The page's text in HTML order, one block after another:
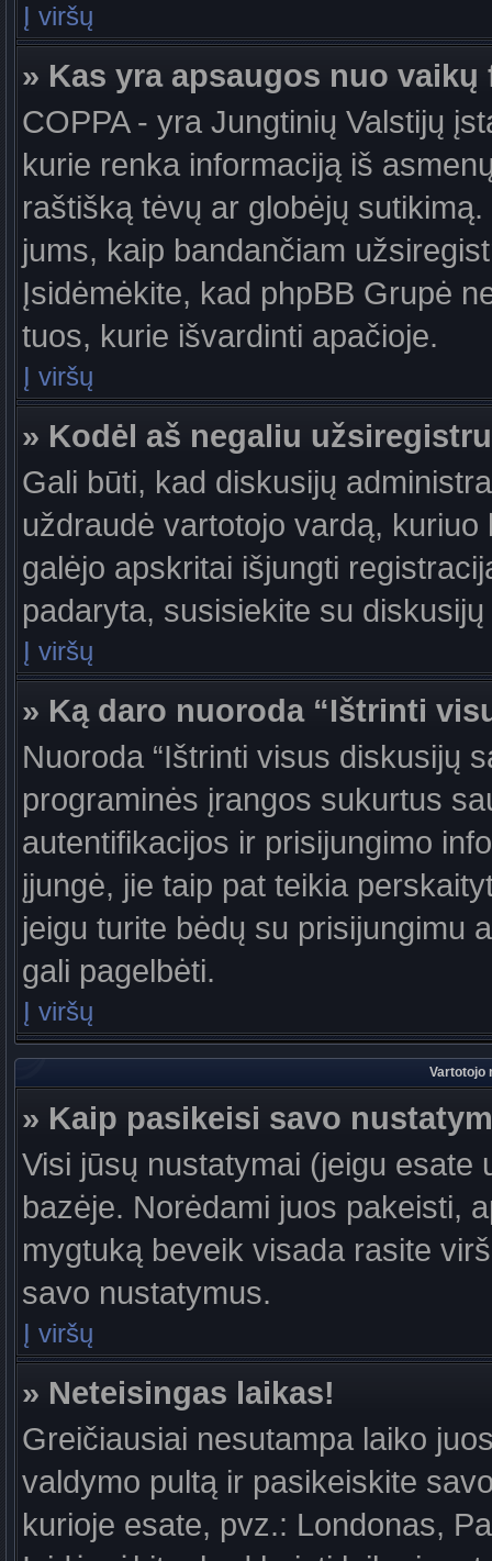
Į viršų
» Kas yra apsaugos nuo vaikų
COPPA - yra Jungtinių Valstijų
kurie renka informaciją iš
raštišką tėvų ar globėjų
jums, kaip bandančiam
Įsidėmėkite, kad phpBB Grupė
tuos, kurie išvardinti apačioje.
Į viršų
» Kodėl aš negaliu
Gali būti, kad diskusijų
uždraudė vartotojo vardą,
galėjo apskritai išjungti
padaryta, susisiekite su
Į viršų
» Ką daro nuoroda “Ištrinti
Nuoroda “Ištrinti visus diskusijų
programinės įrangos sukurtus
autentifikacijos ir prisijungimo
įjungė, jie taip pat teikia
jeigu turite bėdų su prisijungimu
gali pagelbėti.
Į viršų
Vartotojo
» Kaip pasikeisi savo
Visi jūsų nustatymai (jeigu
bazėje. Norėdami juos pakeisti,
mygtuką beveik visada rasite
savo nustatymus.
Į viršų
» Neteisingas laikas!
Greičiausiai nesutampa laiko
valdymo pultą ir pasikeiskite
kurioje esate, pvz.: Londonas,